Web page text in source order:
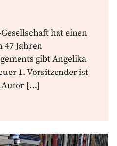
hat einen
47 Jahren
gibt Angelika
1. Vorsitzender ist
Autor […]